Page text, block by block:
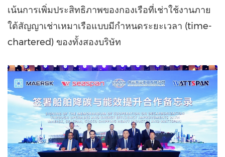
เน้นการเพิ่มประสิทธิภาพของกองเรือที่เช่าใช้งานภาย
ใต้สัญญาเช่าเหมาเรือแบบมีกำหนดระยะเวลา (time-
chartered) ของทั้งสองบริษัท